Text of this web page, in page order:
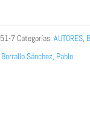
7 Categorías: AUTORES,
Borrallo Sánchez, Pablo